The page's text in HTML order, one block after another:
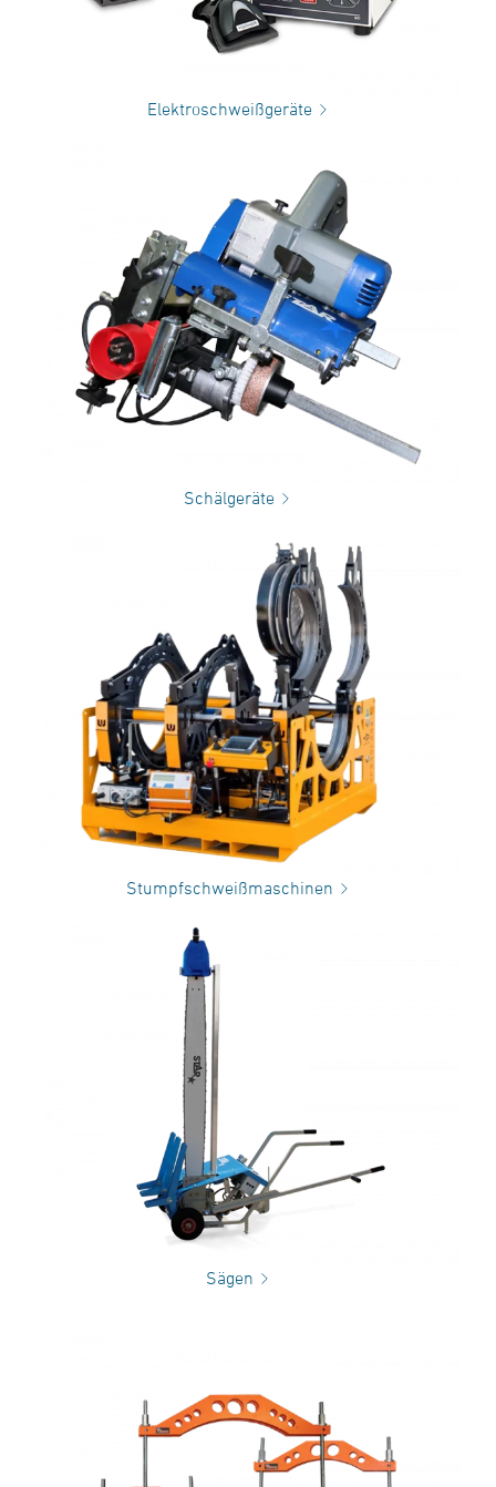
Elektroschweißgeräte
Schälgeräte
Stumpfschweißmaschinen
Sägen